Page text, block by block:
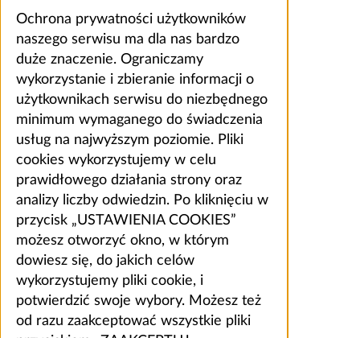
Ochrona prywatności użytkowników
naszego serwisu ma dla nas bardzo
duże znaczenie. Ograniczamy
wykorzystanie i zbieranie informacji o
użytkownikach serwisu do niezbędnego
minimum wymaganego do świadczenia
usług na najwyższym poziomie. Pliki
cookies wykorzystujemy w celu
prawidłowego działania strony oraz
analizy liczby odwiedzin. Po kliknięciu w
przycisk „USTAWIENIA COOKIES”
możesz otworzyć okno, w którym
dowiesz się, do jakich celów
wykorzystujemy pliki cookie, i
potwierdzić swoje wybory. Możesz też
od razu zaakceptować wszystkie pliki